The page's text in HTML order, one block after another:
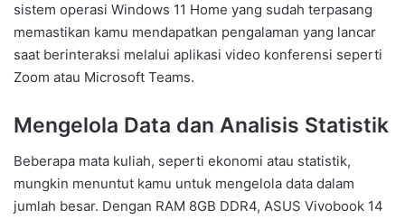
sistem operasi Windows 11 Home yang sudah terpasang
memastikan kamu mendapatkan pengalaman yang lancar
saat berinteraksi melalui aplikasi video konferensi seperti
Zoom atau Microsoft Teams.
Mengelola Data dan Analisis Statistik
Beberapa mata kuliah, seperti ekonomi atau statistik,
mungkin menuntut kamu untuk mengelola data dalam
jumlah besar. Dengan RAM 8GB DDR4, ASUS Vivobook 14